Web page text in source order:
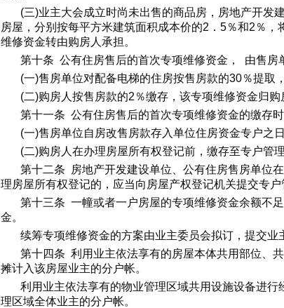
(三)业主大会成立时尚未出售的商品房，房地产开发
房屋，分别按每平方米建筑面积成本价的2．5％和2％
维修资金转由购房人承担。
第十条 公有住房售后的首次专项维修资金， 由售房
(一)售房单位对配备电梯的住房按售房款的30％提取
(二)购房人按售房款的2％缴存，该专项维修资金归购
第十一条 公有住房售后的首次专项维修资金的缴存时
(一)售房单位自房改售房款存入单位住房资金专户之
(二)购房人在办理房屋所有权登记前，缴存至专户管理
第十二条 房地产开发建设单位、公有住房售房单位
理房屋所有权登记的，应当向房屋产权登记机关提交专
第十三条 一幢或者一户房屋的专项维修资金余额不
金。
续筹专项维修资金的方案由业主委员会拟订，提交业
第十四条 利用业主依法享有的房屋本体共用部位、
摊计入该房屋业主的分户帐。
利用业主依法享有的物业管理区域共用设施设备进
理区域全体业主的分户帐。